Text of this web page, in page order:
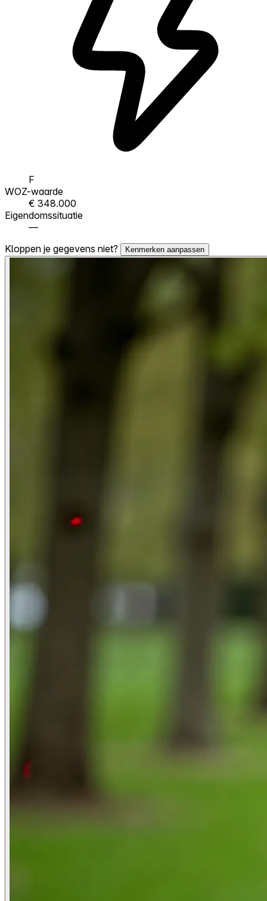
F
WOZ-waarde
€ 348.000
Eigendomssituatie
—
Kloppen je gegevens niet?
Kenmerken aanpassen